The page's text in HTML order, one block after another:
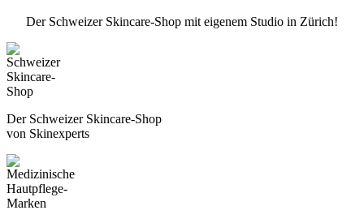
Der Schweizer Skincare-Shop mit eigenem Studio in Zürich!
Der Schweizer Skincare-Shop
von Skinexperts